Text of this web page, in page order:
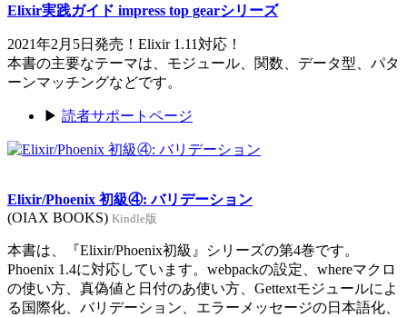
Elixir実践ガイド impress top gearシリーズ
2021年2月5日発売！Elixir 1.11対応！
本書の主要なテーマは、モジュール、関数、データ型、パタ
ーンマッチングなどです。
▶ 読者サポートページ
Elixir/Phoenix 初級④: バリデーション
(OIAX BOOKS) Kindle版
本書は、『Elixir/Phoenix初級』シリーズの第4巻です。
Phoenix 1.4に対応しています。webpackの設定、whereマクロ
の使い方、真偽値と日付のあ使い方、Gettextモジュールによ
る国際化、バリデーション、エラーメッセージの日本語化、